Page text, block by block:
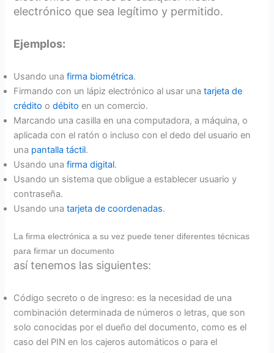
electrónico que sea legítimo y permitido.
Ejemplos:
Usando unafirma biométrica.
Firmando con un lápiz electrónico al usar unatarjeta de
crédito odébito en un comercio.
Marcando una casilla en una computadora, a máquina, o
aplicada con el ratón o incluso con el dedo del usuario en
una pantalla táctil.
Usando unafirma digital.
Usando un sistema que obligue a establecer usuario y
contraseña.
Usando unatarjeta de coordenadas.
La firma electrónica a su vez puede tener diferentes técnicas
para firmar un documento
así tenemos las siguientes:
Código secreto o de ingreso: es la necesidad de una
combinación determinada de números o letras, que son
solo conocidas por el dueño del documento, como es el
caso del PIN en los cajeros automáticos o para el